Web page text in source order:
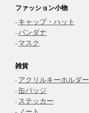
ファッション小物
キャップ・ハット
バンダナ
マスク
雑貨
アクリルキーホルダー
缶バッジ
ステッカー